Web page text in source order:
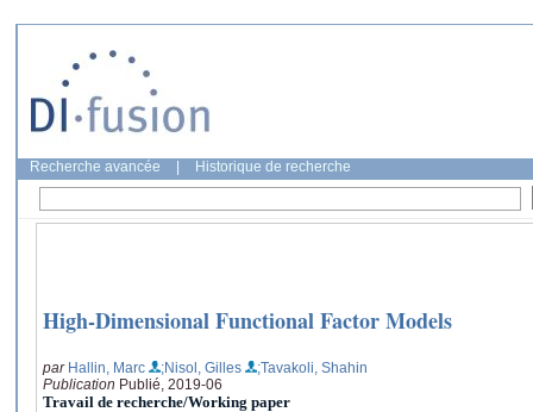
Recherche avancée Historique de recherche
High-Dimensional Functional Factor Models
par Hallin, Marc ;Nisol, Gilles
;Tavakoli, Shahin
Publication Publié, 2019-06
Travail de recherche/Working paper